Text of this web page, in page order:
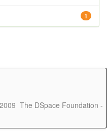
1
The DSpace Foundation -